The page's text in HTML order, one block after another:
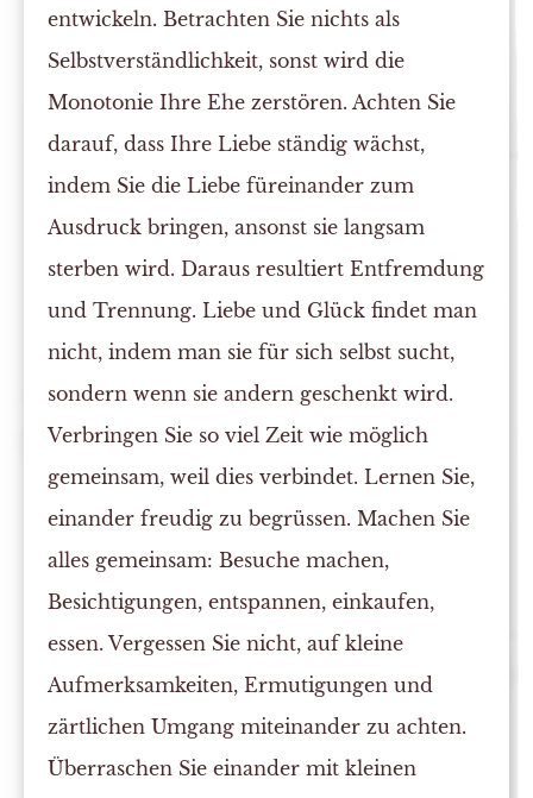
entwickeln. Betrachten Sie nichts als
Selbstverständlichkeit, sonst wird die
Monotonie Ihre Ehe zerstören. Achten Sie
darauf, dass Ihre Liebe ständig wächst,
indem Sie die Liebe füreinander zum
Ausdruck bringen, ansonst sie langsam
sterben wird. Daraus resultiert Entfremdung
und Trennung. Liebe und Glück findet man
nicht, indem man sie für sich selbst sucht,
sondern wenn sie andern geschenkt wird.
Verbringen Sie so viel Zeit wie möglich
gemeinsam, weil dies verbindet. Lernen Sie,
einander freudig zu begrüssen. Machen Sie
alles gemeinsam: Besuche machen,
Besichtigungen, entspannen, einkaufen,
essen. Vergessen Sie nicht, auf kleine
Aufmerksamkeiten, Ermutigungen und
zärtlichen Umgang miteinander zu achten.
Überraschen Sie einander mit kleinen